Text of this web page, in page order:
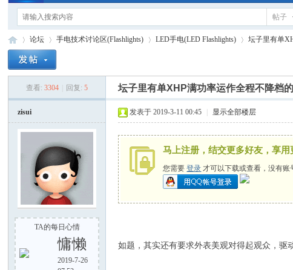
帖子
论坛
›
手电技术讨论区(Flashlights)
›
LED手电(LED Flashlights)
›
坛子里有单
查看: 3304 回复: 5 坛子里有单XHP满功率运作全程不降档
zisui
TA的每日心情
慵懒
2019-7-26
发表于 2019-3-11 00:45 显示全部楼层
马上注册，结交更多好友，享用
您需要登录 才可以下载或查看，没有账
如题，其实还有要求外表美观对得起观众，驱